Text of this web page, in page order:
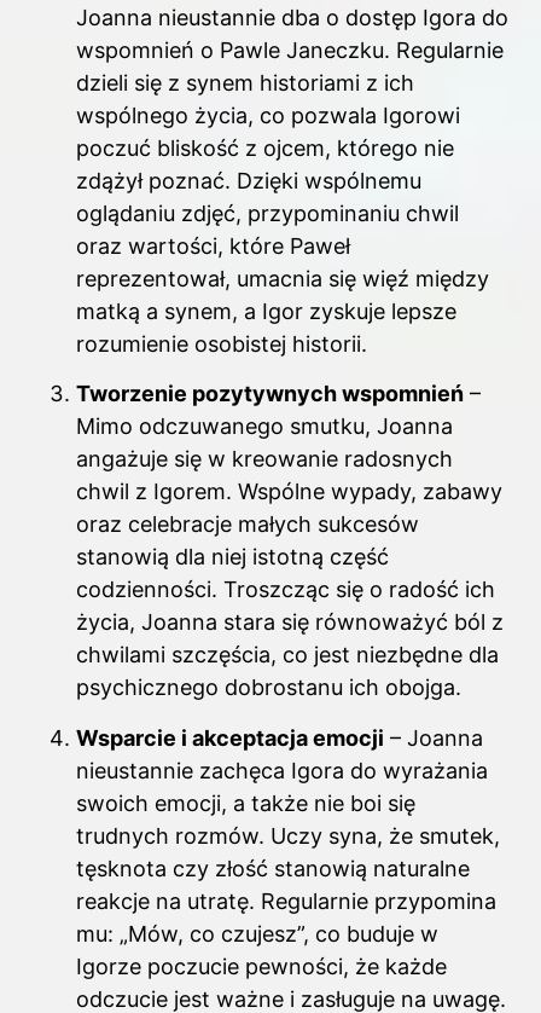
Joanna nieustannie dba o dostęp Igora do
wspomnień o Pawle Janeczku. Regularnie
dzieli się z synem historiami z ich
wspólnego życia, co pozwala Igorowi
poczuć bliskość z ojcem, którego nie
zdążył poznać. Dzięki wspólnemu
oglądaniu zdjęć, przypominaniu chwil
oraz wartości, które Paweł
reprezentował, umacnia się więź między
matką a synem, a Igor zyskuje lepsze
rozumienie osobistej historii.
Tworzenie pozytywnych wspomnień –
Mimo odczuwanego smutku, Joanna
angażuje się w kreowanie radosnych
chwil z Igorem. Wspólne wypady, zabawy
oraz celebracje małych sukcesów
stanowią dla niej istotną część
codzienności. Troszcząc się o radość ich
życia, Joanna stara się równoważyć ból z
chwilami szczęścia, co jest niezbędne dla
psychicznego dobrostanu ich obojga.
Wsparcie i akceptacja emocji – Joanna
nieustannie zachęca Igora do wyrażania
swoich emocji, a także nie boi się
trudnych rozmów. Uczy syna, że smutek,
tęsknota czy złość stanowią naturalne
reakcje na utratę. Regularnie przypomina
mu: „Mów, co czujesz”, co buduje w
Igorze poczucie pewności, że każde
odczucie jest ważne i zasługuje na uwagę.